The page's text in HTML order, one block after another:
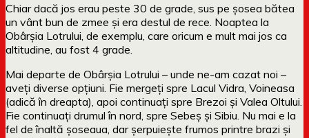
Chiar dacă jos erau peste 30 de grade, sus pe șosea bătea
un vânt bun de zmee și era destul de rece. Noaptea la
Obârșia Lotrului, de exemplu, care oricum e mult mai jos ca
altitudine, au fost 4 grade.
Mai departe de Obârșia Lotrului – unde ne-am cazat noi –
aveți diverse opțiuni. Fie mergeți spre Lacul Vidra, Voineasa
(adică în dreapta), apoi continuați spre Brezoi și Valea Oltului.
Fie continuați drumul în nord, spre Sebeș și Sibiu. Nu mai e la
fel de înaltă șoseaua, dar șerpuiește frumos printre brazi și